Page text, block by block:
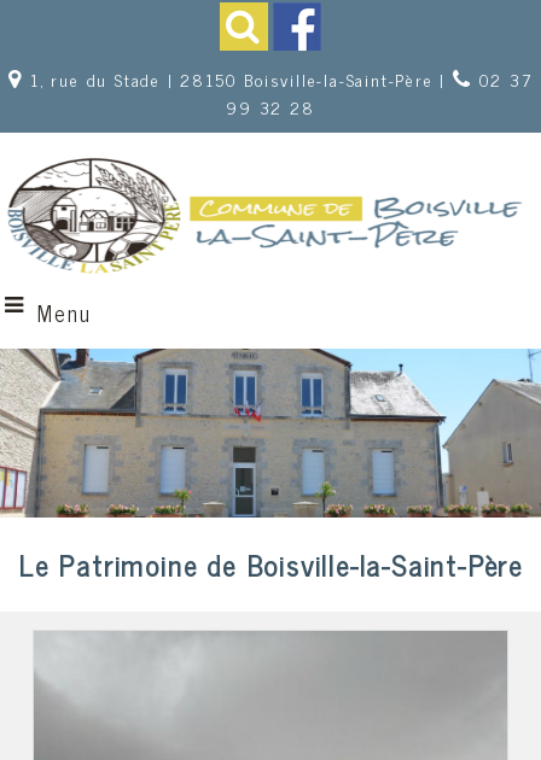
1, rue du Stade | 28150 Boisville-la-Saint-Père |
02 37
99 32 28
Menu
Le Patrimoine de Boisville-la-Saint-Père